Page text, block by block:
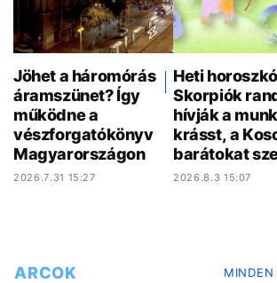
Jöhet a háromórás
áramszünet? Így
működne a
vészforgatókönyv
Magyarországon
2026.7.31 15:27
Heti
Skorpiók
hívják a
krásst, a
barátokat
2026.8.3 15:07
ARCOK MINDEN